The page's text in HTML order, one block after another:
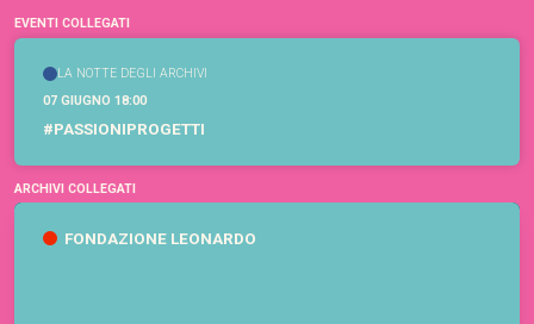
EVENTI COLLEGATI
LA NOTTE DEGLI ARCHIVI
07 GIUGNO 18:00
#PASSIONIPROGETTI
ARCHIVI COLLEGATI
FONDAZIONE LEONARDO